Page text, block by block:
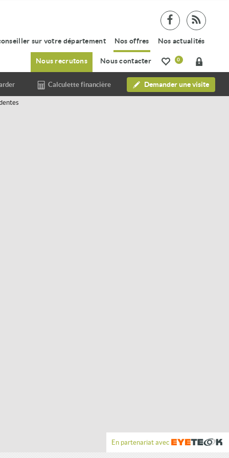
sur votre département Nos offres Nos actualités
Nous recrutons Nous contacter 0
Calculette financière Demander une visite
En partenariat avec